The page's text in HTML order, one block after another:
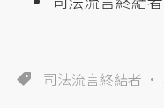
司法流言終結者